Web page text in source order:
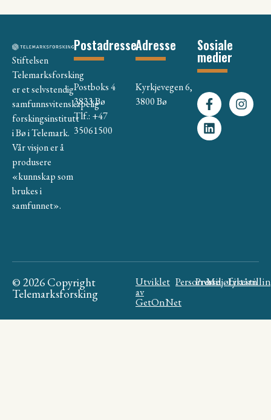
Stiftelsen
Telemarksforsking
er et selvstendig
samfunnsvitenskapelig
forskingsinstitutt
i Bø i Telemark.
Vår visjon er å
produsere
«kunnskap som
brukes i
samfunnet».
Postadresse
Postboks 4
3833 Bø
Tlf.: +47
35061500
Adresse
Kyrkjevegen 6,
3800 Bø
Sosiale
medier
© 2026 Copyright
Telemarksforsking
Utviklet
av
GetOnNet
Personvern
Presse
Miljøfyrtårn